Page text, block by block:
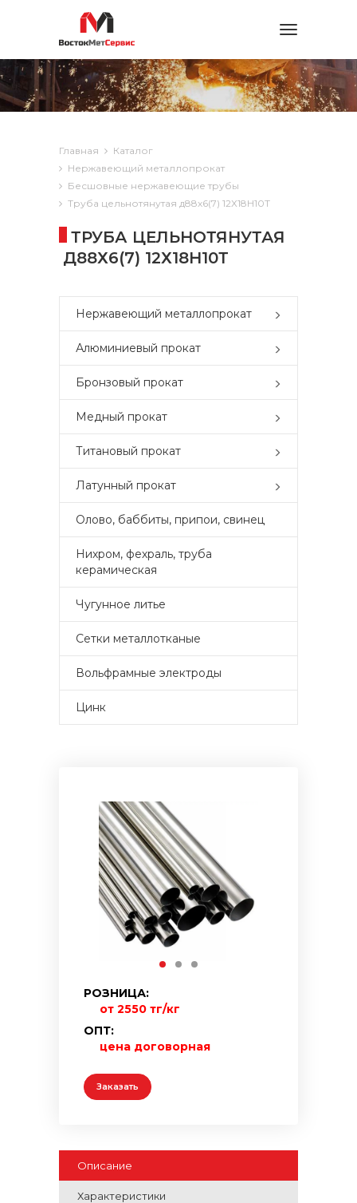
Toggle
Главная
Каталог
Нержавеющий металлопрокат
Бесшовные нержавеющие трубы
Труба цельнотянутая д88х6(7) 12Х18Н10Т
ТРУБА ЦЕЛЬНОТЯНУТАЯ
Д88Х6(7) 12Х18Н10Т
Нержавеющий металлопрокат
Алюминиевый прокат
Бронзовый прокат
Медный прокат
Титановый прокат
Латунный прокат
Олово, баббиты, припои, свинец
Нихром, фехраль, труба
керамическая
Чугунное литье
Сетки металлотканые
Вольфрамные электроды
Цинк
РОЗНИЦА:
от 2550 тг/кг
ОПТ:
цена договорная
Заказать
Описание
Характеристики